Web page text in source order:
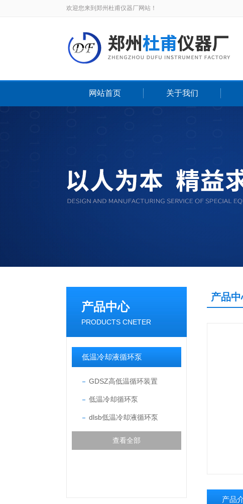
欢迎您来到郑州杜甫仪器厂网站！
网站首页 关于我们
产品中心
PRODUCTS CNETER
低温冷却液循环泵
GDSZ高低温循环装置
低温冷却循环泵
dlsb低温冷却液循环泵
查看全部
产品中
产品